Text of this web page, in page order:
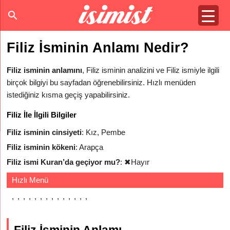
Filiz İsminin Anlamı Nedir?
Filiz isminin anlamını, Filiz isminin analizini ve Filiz ismiyle ilgili
birçok bilgiyi bu sayfadan öğrenebilirsiniz. Hızlı menüden
istediğiniz kısma geçiş yapabilirsiniz.
Filiz İle İlgili Bilgiler
Filiz isminin cinsiyeti: Kız, Pembe
Filiz isminin kökeni: Arapça
Filiz ismi Kuran’da geçiyor mu?: ✖Hayır
Hızlı Menü